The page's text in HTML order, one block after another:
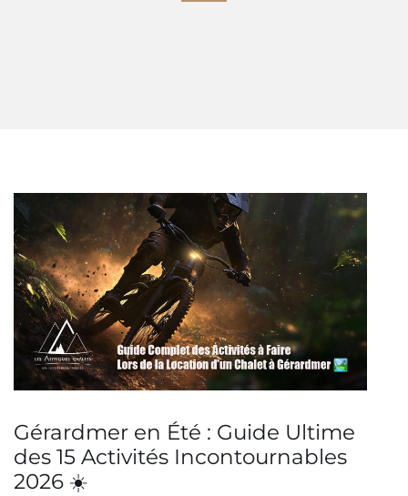
Gérardmer en Été : Guide Ultime
des 15 Activités Incontournables
2026 ☀️